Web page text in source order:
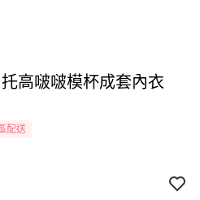
高啵啵模杯成套內衣
配送